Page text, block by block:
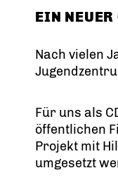
EIN
Nach vielen
Für uns als
öffentlichen
Projekt mit
umgesetzt